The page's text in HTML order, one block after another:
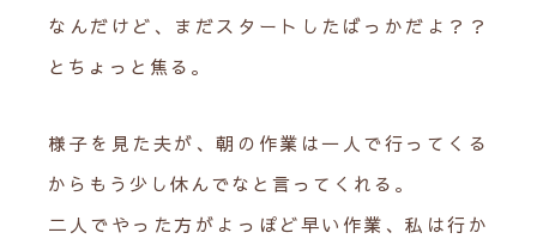
なんだけど、まだスタートしたばっかだよ？？
とちょっと焦る。
様子を見た夫が、朝の作業は一人で行ってくる
からもう少し休んでなと言ってくれる。
二人でやった方がよっぽど早い作業、私は行か